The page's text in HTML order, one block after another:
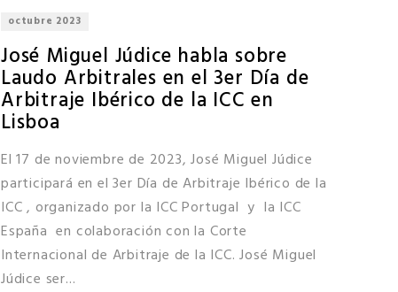
octubre 2023
José Miguel Júdice habla sobre
Laudo Arbitrales en el 3er Día de
Arbitraje Ibérico de la ICC en
Lisboa
El 17 de noviembre de 2023, José Miguel Júdice
participará en el 3er Día de Arbitraje Ibérico de la
ICC , organizado por la ICC Portugal y la ICC
España en colaboración con la Corte
Internacional de Arbitraje de la ICC. José Miguel
Júdice ser...